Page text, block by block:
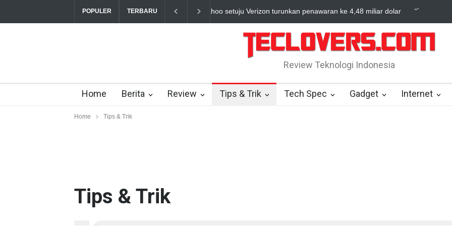
POPULER TERBARU “Triump Over Pain” sudah hadir True
Review Teknologi Indonesia
Home Berita Review Tips & Trik Tech Spec Gadget Internet
Home Tips & Trik
Tips & Trik